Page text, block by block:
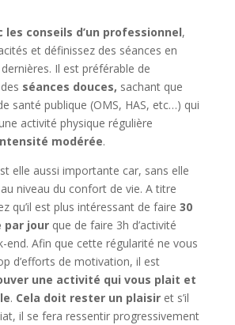
les conseils d’un professionnel,
et définissez des séances en
Il est préférable de
séances douces, sachant que
santé publique (OMS, HAS, etc…) qui
activité physique régulière
modérée.
elle aussi importante car, sans elle
niveau du confort de vie. A titre
qu’il est plus intéressant de faire 30
par jourque de faire 3h d’activité
end. Afin que cette régularité ne vous
d’efforts de motivation, il est
une activité qui vous plait et
. Cela doit rester un plaisiret s’il
il se fera ressentir progressivement